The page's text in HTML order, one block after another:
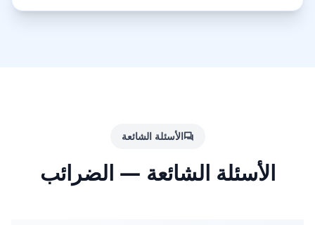
الأسئلة الشائعة
الأسئلة الشائعة — الضرائب